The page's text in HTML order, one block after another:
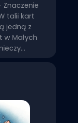
talii kart
jedną z
Małych